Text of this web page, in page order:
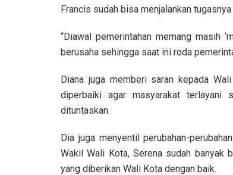
Francis sudah bisa menjalankan
“Diawal pemerintahan memang masih
berusaha sehingga saat ini roda
Diana juga memberi saran kepada
diperbaiki agar masyarakat terlayani
dituntaskan.
Dia juga menyentil perubahan-
Wakil Wali Kota, Serena sudah banyak
yang diberikan Wali Kota dengan baik.